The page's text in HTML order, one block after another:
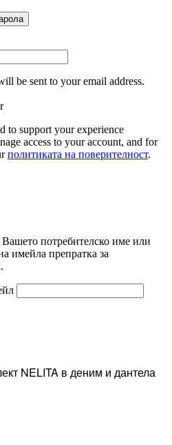
be sent to your email address.
to support your experience
access to your account, and for
политиката на поверителност.
потребителско име или
имейла препратка за
NELITA в деним и дантела